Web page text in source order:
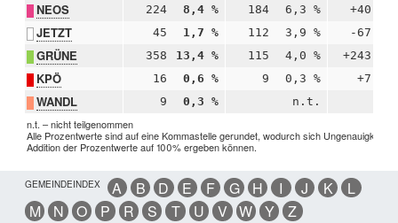
NEOS 224 8,4 % 184 6,3 % +40
JETZT 45 1,7 % 112 3,9 % -67
GRÜNE 358 13,4 % 115 4,0 % +243
KPÖ 16 0,6 % 9 0,3 % +7
WANDL 9 0,3 % n.t.
n.t. – nicht teilgenommen
Alle Prozentwerte sind auf eine Kommastelle gerundet, wodurch sich
Addition der Prozentwerte auf 100% ergeben können.
GEMEINDEINDEX A B D E F G H I J K
L
M
N O P R S T U V W Y Z